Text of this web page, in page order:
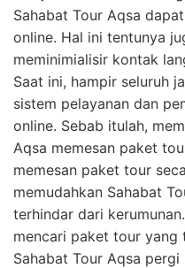
Sahabat Tour Aqsa
online. Hal ini tentunya
meminimialisir kontak
Saat ini, hampir seluruh
sistem pelayanan dan
online. Sebab itulah,
Aqsa memesan paket
memesan paket tour
memudahkan Sahabat
terhindar dari
mencari paket tour yang
Sahabat Tour Aqsa